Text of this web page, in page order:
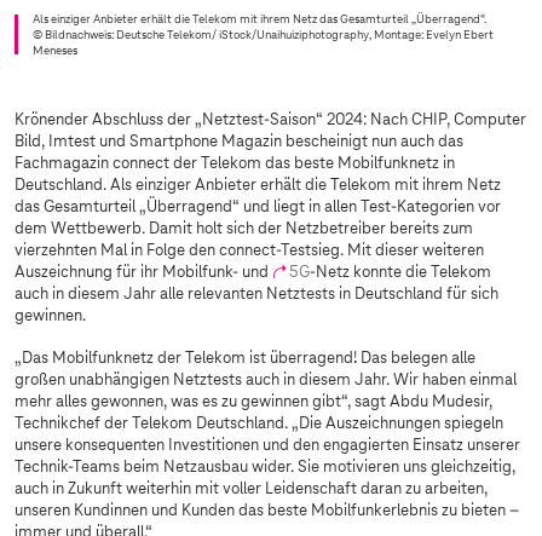
Als einziger Anbieter erhält die Telekom mit ihrem Netz das Gesamturteil „Überragend“.
© Bildnachweis: Deutsche Telekom/ iStock/Unaihuiziphotography, Montage: Evelyn Ebert
Meneses
Krönender Abschluss der „Netztest-Saison“ 2024: Nach CHIP, Computer
Bild, Imtest und Smartphone Magazin bescheinigt nun auch das
Fachmagazin connect der Telekom das beste Mobilfunknetz in
Deutschland. Als einziger Anbieter erhält die Telekom mit ihrem Netz
das Gesamturteil „Überragend“ und liegt in allen Test-Kategorien vor
dem Wettbewerb. Damit holt sich der Netzbetreiber bereits zum
vierzehnten Mal in Folge den connect-Testsieg. Mit dieser weiteren
Auszeichnung für ihr Mobilfunk- und
5G-Netz konnte die Telekom
auch in diesem Jahr alle relevanten Netztests in Deutschland für sich
gewinnen.
„Das Mobilfunknetz der Telekom ist überragend! Das belegen alle
großen unabhängigen Netztests auch in diesem Jahr. Wir haben einmal
mehr alles gewonnen, was es zu gewinnen gibt“, sagt Abdu Mudesir,
Technikchef der Telekom Deutschland. „Die Auszeichnungen spiegeln
unsere konsequenten Investitionen und den engagierten Einsatz unserer
Technik-Teams beim Netzausbau wider. Sie motivieren uns gleichzeitig,
auch in Zukunft weiterhin mit voller Leidenschaft daran zu arbeiten,
unseren Kundinnen und Kunden das beste Mobilfunkerlebnis zu bieten –